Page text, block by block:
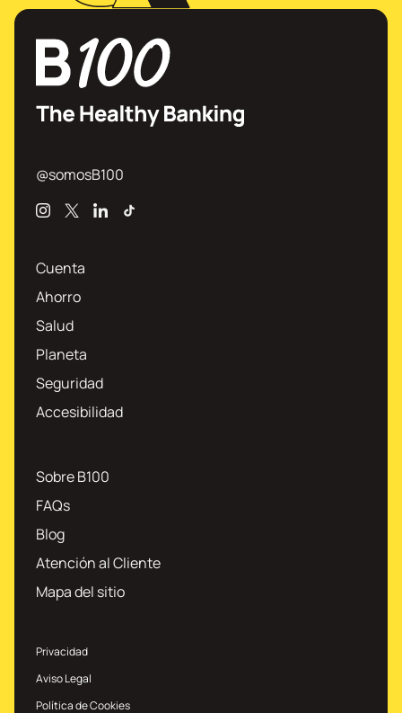
@somosB100
InstagramLinkedin
Cuenta
Ahorro
Salud
Planeta
Seguridad
Accesibilidad
Sobre B100
FAQs
Blog
Atención al Cliente
Mapa del sitio
Privacidad
Aviso Legal
Política de Cookies